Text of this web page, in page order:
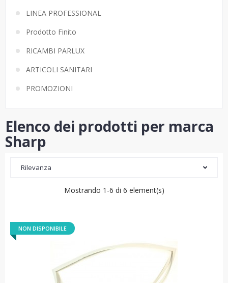
LINEA PROFESSIONAL
Prodotto Finito
RICAMBI PARLUX
ARTICOLI SANITARI
PROMOZIONI
Elenco dei prodotti per marca
Sharp
Rilevanza
Mostrando 1-6 di 6 element(s)
NON DISPONIBILE